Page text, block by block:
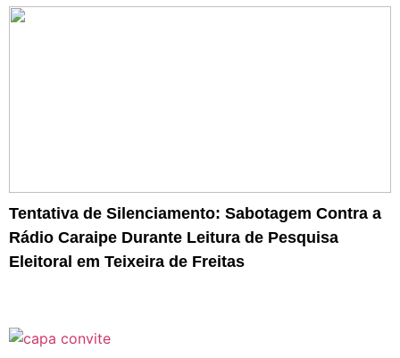
Tentativa de Silenciamento: Sabotagem Contra a
Rádio Caraipe Durante Leitura de Pesquisa
Eleitoral em Teixeira de Freitas